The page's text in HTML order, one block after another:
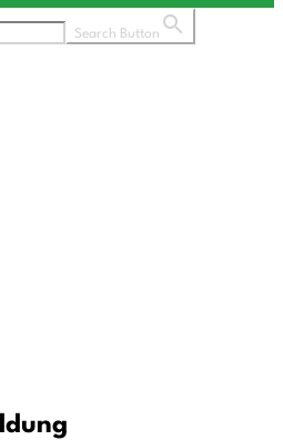
Search Button